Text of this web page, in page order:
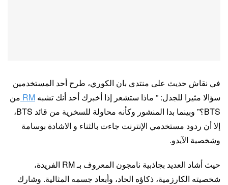
في نقاش حديث على منتدى بان الكوري، طرح أحد المستخدمين
سؤالا مثيرا للجدل: ” ماذا ستشعر إذا أخبرك أحد أنك تشبه RM من
BTS؟” وبينما بدا المنشور وكأنه محاولة للسخرية من قائد BTS،
إلا أن ردود مستخدمي الإنترنت جاءت بالثناء و الاشادة بوسامة
وشخصية الآيدو.
حيث أشاد العديد بجاذبية نامجون المعروف بـ RM الفريدة،
شخصيته الكارزمية، ذكاؤه الحاد، وأبعاد جسمه المثالية. وشارك